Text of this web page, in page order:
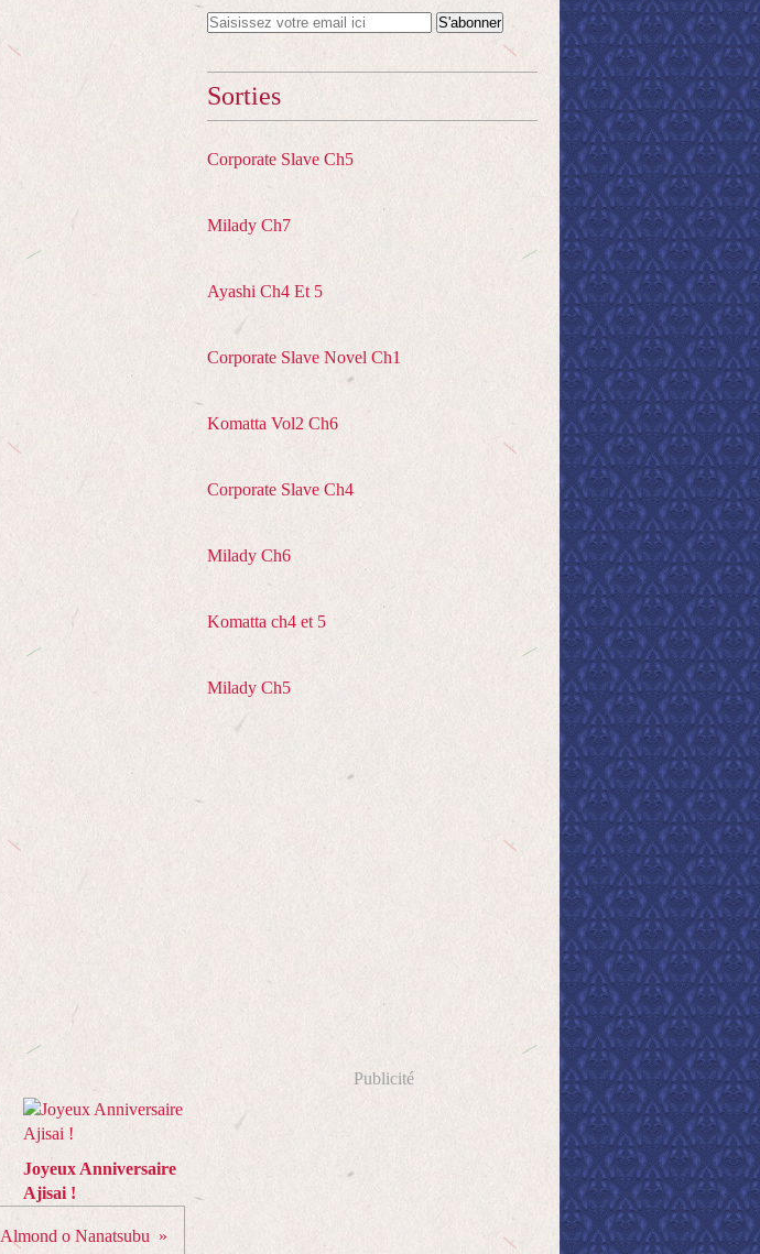
Joyeux Anniversaire
Ajisai !
Almond o Nanatsubu
Sorties
Corporate Slave Ch5
Milady Ch7
Ayashi Ch4 Et 5
Corporate Slave Novel Ch1
Komatta Vol2 Ch6
Corporate Slave Ch4
Milady Ch6
Komatta ch4 et 5
Milady Ch5
Publicité